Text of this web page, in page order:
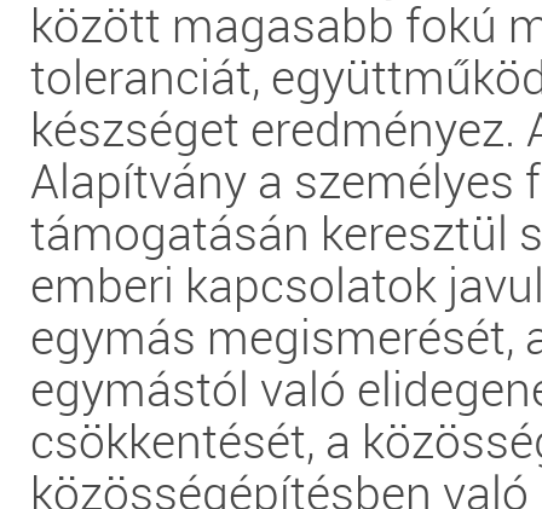
között magasabb fokú
toleranciát,
készséget eredményez.
Alapítvány a személyes
támogatásán keresztül
emberi kapcsolatok
egymás megismerését,
egymástól való
csökkentését, a
közösségépítésben való